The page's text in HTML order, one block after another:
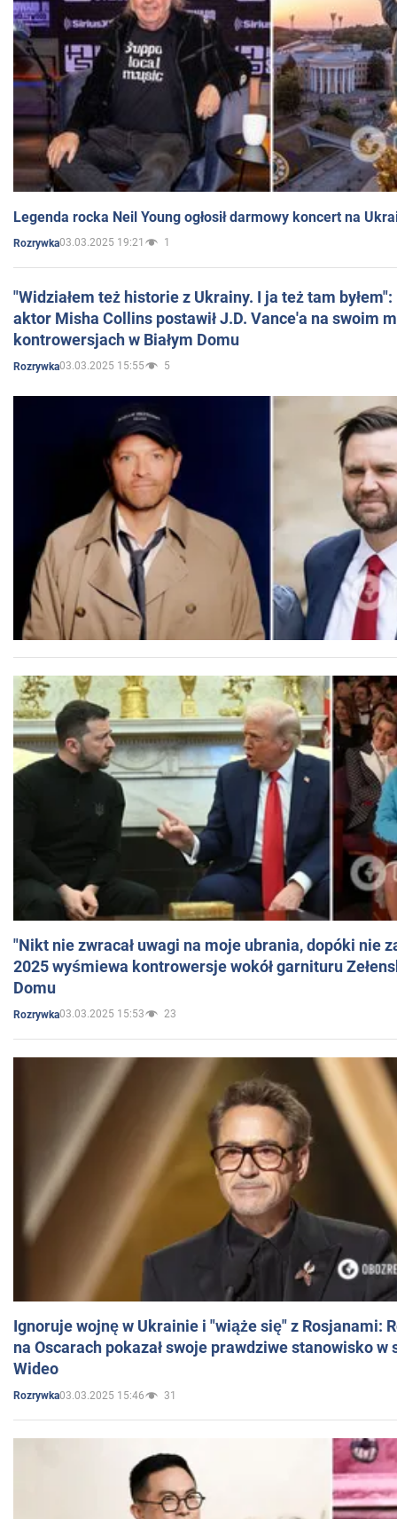
Legenda rocka Neil Young ogłosił darmowy koncert na
Rozrywka03.03.2025 19:21 1
"Widziałem też historie z Ukrainy. I ja też tam
aktor Misha Collins postawił J.D. Vance'a na swoim
kontrowersjach w Białym Domu
Rozrywka03.03.2025 15:55 5
"Nikt nie zwracał uwagi na moje ubrania, dopóki nie
2025 wyśmiewa kontrowersje wokół garnituru
Domu
Rozrywka03.03.2025 15:53 23
Ignoruje wojnę w Ukrainie i "wiąże się" z Rosjanami:
na Oscarach pokazał swoje prawdziwe stanowisko w
Wideo
Rozrywka03.03.2025 15:46 31